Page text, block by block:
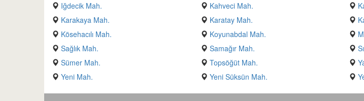
Iğdecik Mah.
Kahveci Mah.
Karakaya Mah.
Karatay Mah.
Kösehacılı Mah.
Koyunabdal Mah.
Sağlık Mah.
Samağır Mah.
Sümer Mah.
Topsöğüt Mah.
Yeni Mah.
Yeni Süksün Mah.